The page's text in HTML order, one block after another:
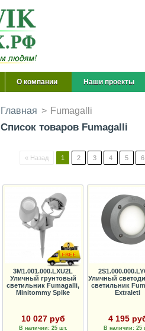
О компании Наши проекты
Главная > Fumagalli
Список товаров Fumagalli
« Назад 1 2 3 4 5 6
3M1.001.000.LXU2L
Уличный грунтовый
светильник Fumagalli,
Minitommy Spike
10 027 руб
В наличии: 25 шт.
Уличный
светильник
Extraleti
4 195
В наличии: 25